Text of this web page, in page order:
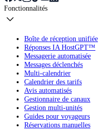
Fonctionnalités
Boîte de réception unifiée
Réponses IA HostGPT™
Messagerie automatisée
Messages déclenchés
Multi-calendrier
Calendrier des tarifs
Avis automatisés
Gestionnaire de canaux
Gestion multi-unités
Guides pour voyageurs
Réservations manuelles